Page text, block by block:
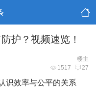
护？视频速览！
楼主
1517 27
识效率与公平的关系